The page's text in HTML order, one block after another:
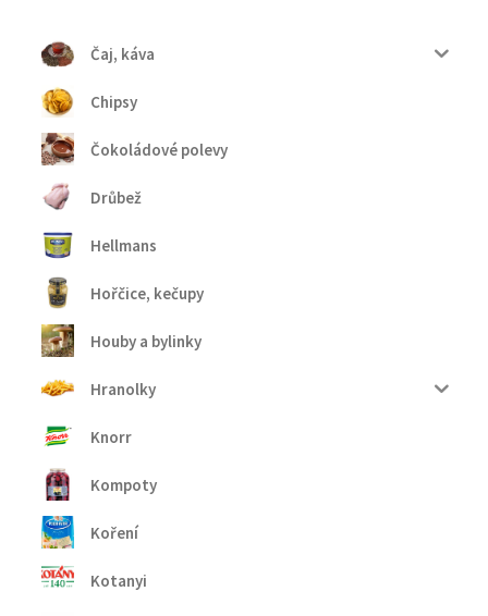
Čaj, káva
Chipsy
Čokoládové polevy
Drůbež
Hellmans
Hořčice, kečupy
Houby a bylinky
Hranolky
Knorr
Kompoty
Koření
Kotanyi